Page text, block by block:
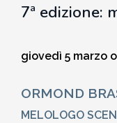
7ª edizione:
giovedì 5 marzo
ORMOND
MELOLOGO
2005-2006